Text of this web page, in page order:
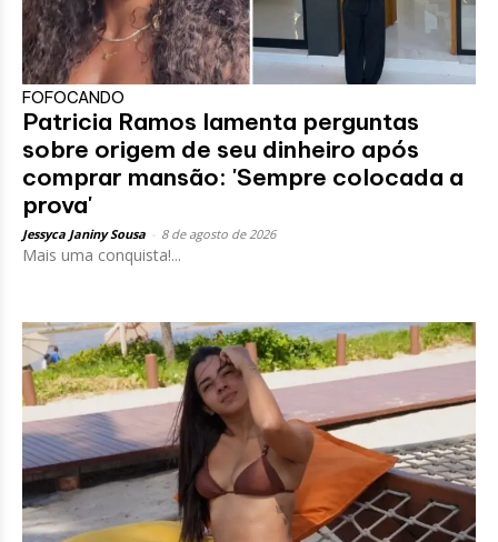
FOFOCANDO
Patricia Ramos lamenta perguntas
sobre origem de seu dinheiro após
comprar mansão: 'Sempre colocada a
prova'
Jessyca Janiny Sousa 8 de agosto de 2026
Mais uma conquista!...